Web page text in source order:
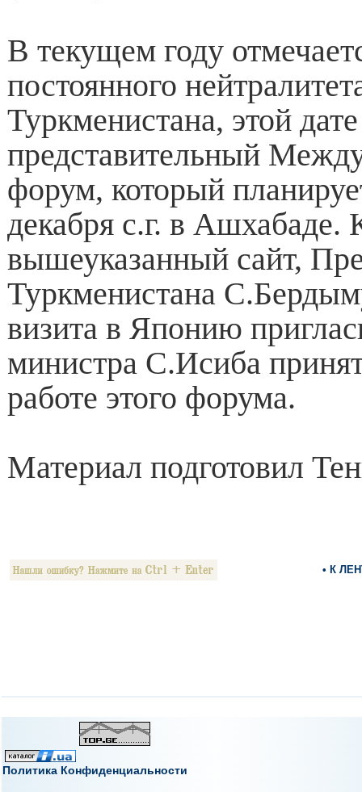
В текущем году
постоянного
Туркменистана, этой
представительный
форум, который
декабря с.г. в Ашхабаде.
вышеуказанный сайт,
Туркменистана
визита в Японию
министра С.Исиба
работе этого форума.
Материал подготовил
• К
Политика Конфиденциальности